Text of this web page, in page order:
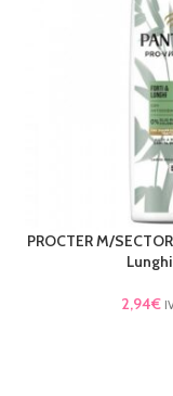
LEGGI TUTTO
PROCTER M/
2,94€